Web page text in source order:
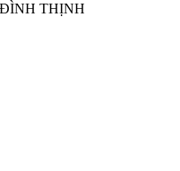
ĐÌNH THỊNH